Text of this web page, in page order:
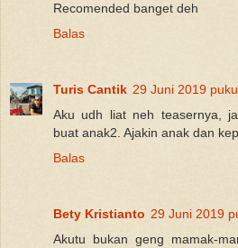
Recomended banget deh
Balas
Turis Cantik 29 Juni 2019
Aku udh liat neh teasernya,
buat anak2. Ajakin anak dan
Balas
Bety Kristianto 29 Juni 2019
Akutu bukan geng mamak-